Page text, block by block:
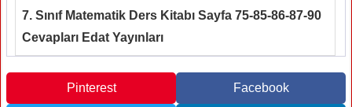
7. Sınıf Matematik Ders Kitabı Sayfa 75-85-86-87-90
Cevapları Edat Yayınları
Pinterest Facebook